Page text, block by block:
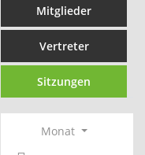
Mitglieder
Vertreter
Sitzungen
Monat